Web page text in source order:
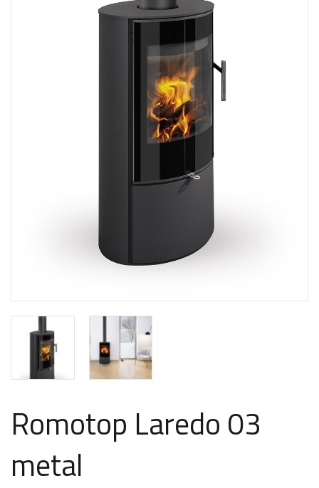
Romotop Laredo 03
metal